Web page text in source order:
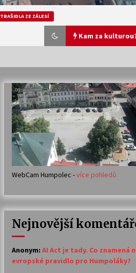
ZE ZÁLESÍ
Kam za
Veselí muzikanti
30. 7. 2026
Votavžatský ploty
23. 7. 2026
14. 7. 2026
30. 6. 2026
WebCam Humpolec -více pohledů
Nejnovější
Anonym: AI Act je tady. Co znamená
evropské pravidlo pro Humpoláky?